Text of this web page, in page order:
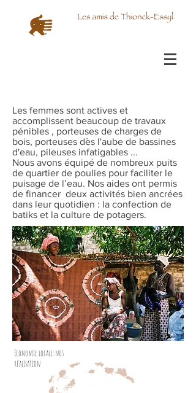
Les femmes sont actives et
accomplissent beaucoup de travaux
pénibles , porteuses de charges de
bois, porteuses dès l'aube de bassines
d'eau, pileuses infatigables ...
Nous avons équipé de nombreux puits
de quartier de poulies pour faciliter le
puisage de l’eau. Nos aides ont permis
de financer deux activités bien ancrées
dans leur quotidien : la confection de
batiks et la culture de potagers.
Economie locale: nos
réalisation